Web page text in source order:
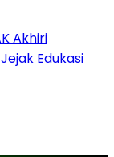
Akhiri
Edukasi